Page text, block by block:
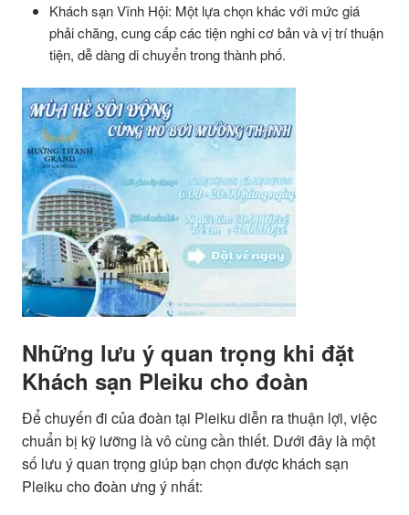
Khách sạn Vĩnh Hội: Một lựa chọn khác với mức giá
phải chăng, cung cấp các tiện nghi cơ bản và vị trí thuận
tiện, dễ dàng di chuyển trong thành phố.
Những lưu ý quan trọng khi đặt
Khách sạn Pleiku cho đoàn
Để chuyến đi của đoàn tại Pleiku diễn ra thuận lợi, việc
chuẩn bị kỹ lưỡng là vô cùng cần thiết. Dưới đây là một
số lưu ý quan trọng giúp bạn chọn được khách sạn
Pleiku cho đoàn ưng ý nhất: